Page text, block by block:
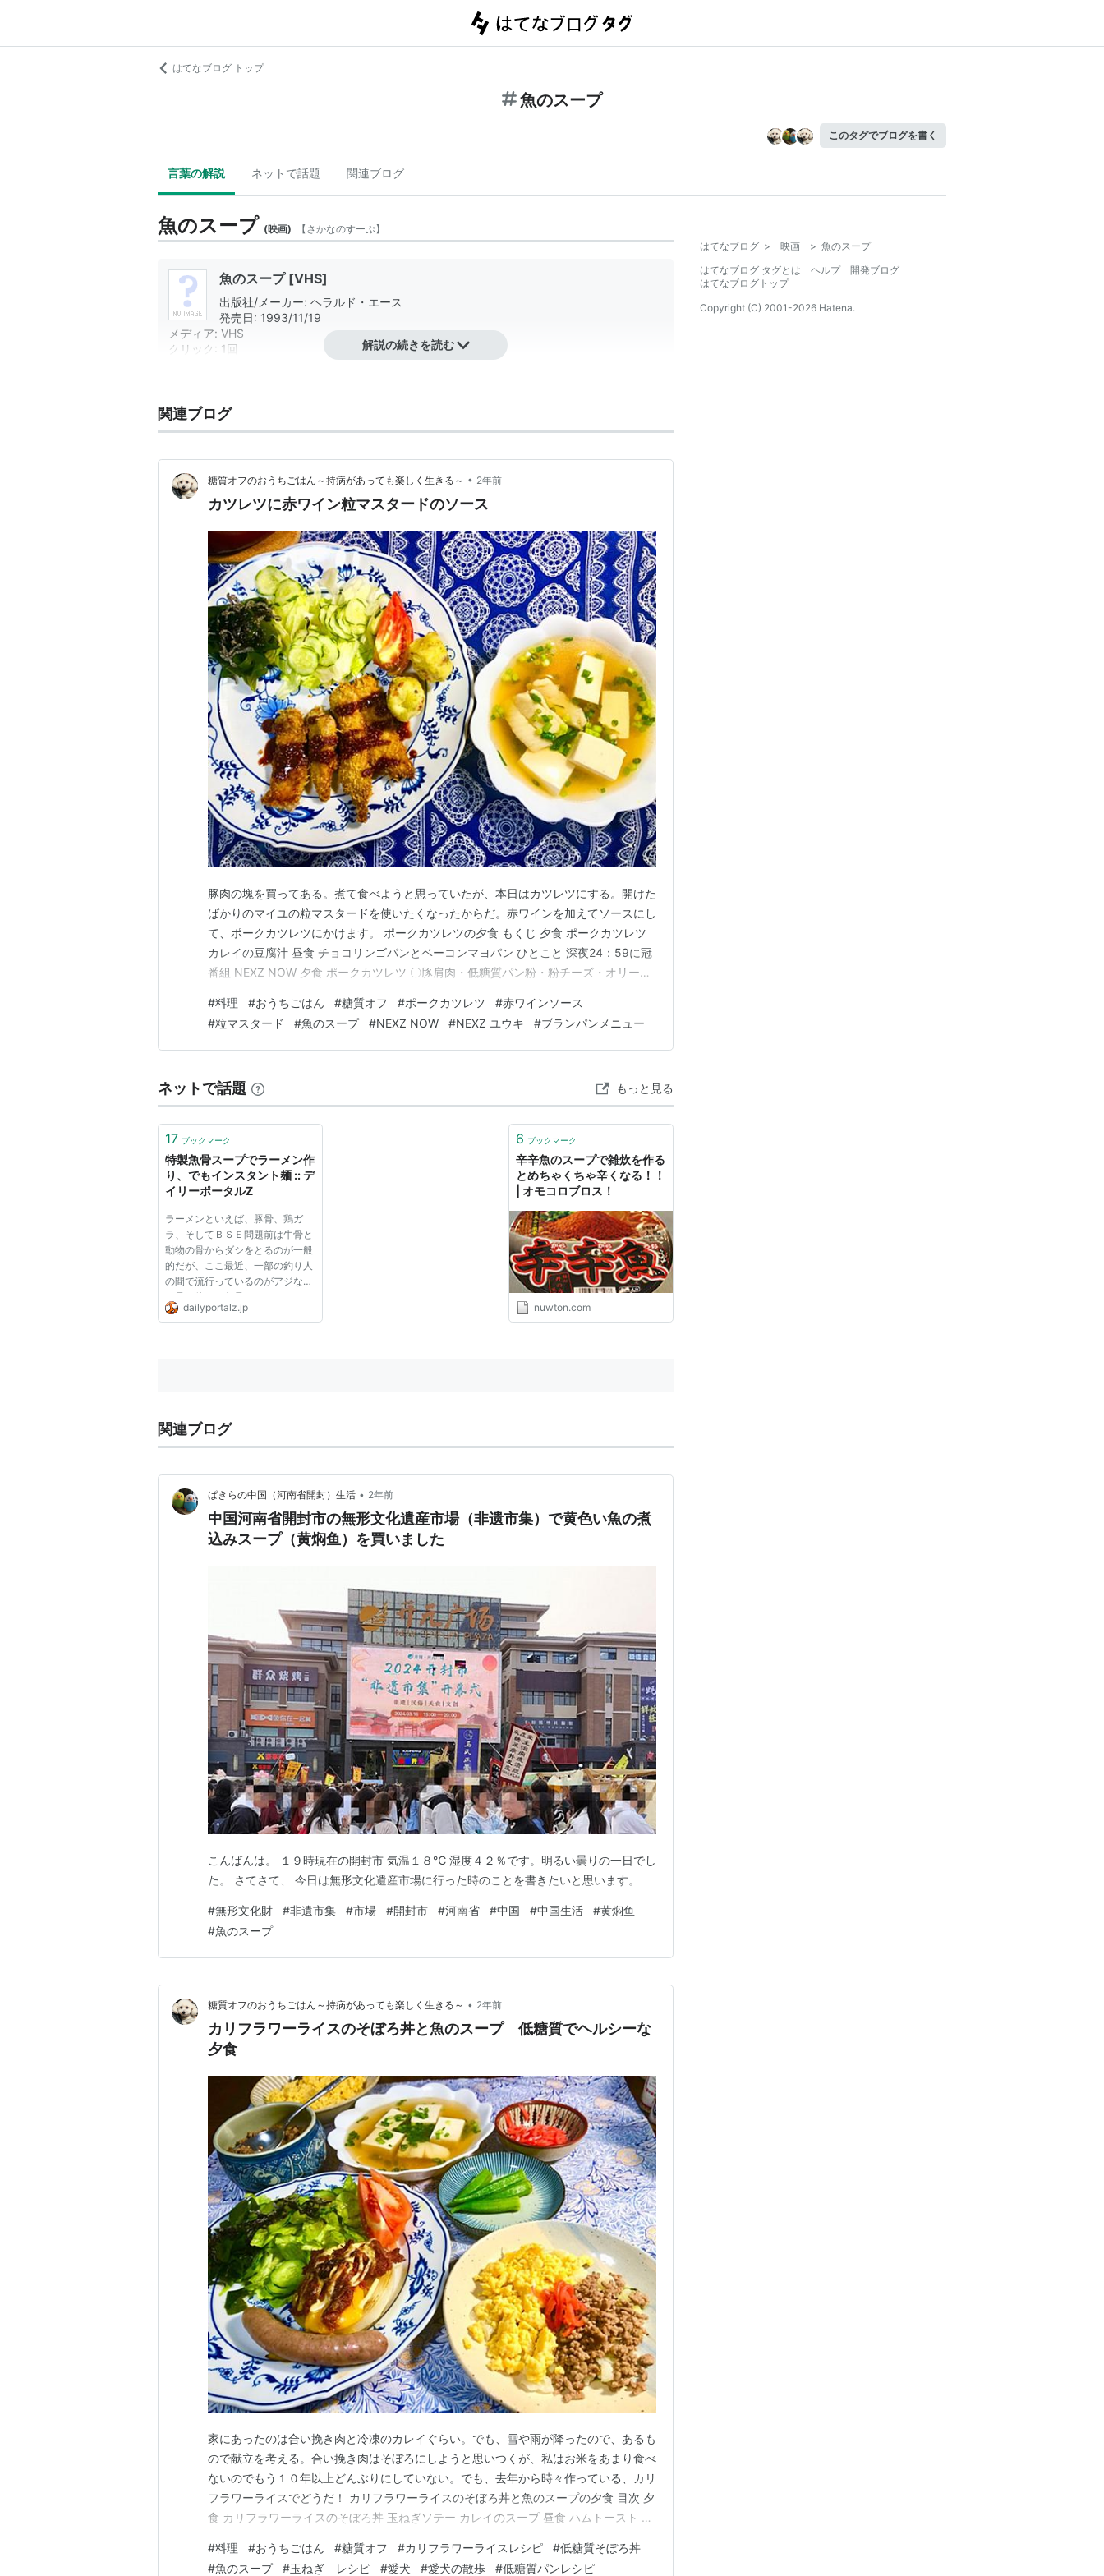
はてなブログ トップ
魚のスープ
このタグでブログを書く
言葉の解説 ネットで話題 関連ブログ
魚のスープ (映画) 【さかなのすーぷ】
魚のスープ [VHS]
出版社/メーカー: ヘラルド・エース
発売日: 1993/11/19
メディア: VHS
クリック : 1回
この商品を含むブログ (3件) を見る
解説の続きを読む
関連ブログ
糖質オフのおうちごはん～持病があっても楽しく生きる～ • 2年前
カツレツに赤ワイン粒マスタードのソース
豚肉の塊を買ってある。煮て食べようと思っていたが、本日はカツレツにする。開けた
ばかりのマイユの粒マスタードを使いたくなったからだ。赤ワインを加えてソースにし
て、ポークカツレツにかけます。 ポークカツレツの夕食 もくじ 夕食 ポークカツレツ
カレイの豆腐汁 昼食 チョコリンゴパンとベーコンマヨパン ひとこと 深夜24：59に冠
番組 NEXZ NOW 夕食 ポークカツレツ 〇豚肩肉・低糖質パン粉・粉チーズ・オリーブ
ト・バター・粒マスタード 赤ワインマスタードソース 分量 赤ワイン ３０ｇ ウスター
ソース １５ｇ ケチャ…
#料理 #おうちごはん #糖質オフ #ポークカツレツ #赤ワインソース
#粒マスタード #魚のスープ #NEXZ NOW #NEXZ ユウキ #ブランパンメニュー
ネットで話題 もっと見る
17 ブックマーク
特製魚骨スープでラーメン作
り、でもインスタント麺 :: デ
イリーポータルZ
ラーメンといえば、豚骨、鶏ガ
ラ、そしてＢＳＥ問題前は牛骨と
動物の骨からダシをとるのが一般
的だが、ここ最近、一部の釣り人
の間で流行っているのがアジなど
の骨を使った魚骨ラーメンであ
る。流行っているといっても知り
dailyportalz.jp
6 ブックマーク
辛辛魚のスープで雑炊を作る
とめちゃくちゃ辛くなる！！
| オモコロブロス！
nuwton.com
関連ブログ
ぱきらの中国（河南省開封）生活 • 2年前
中国河南省開封市の無形文化遺産市場（非遗市集）で黄色い魚の煮
込みスープ（黄焖鱼）を買いました
こんばんは。 １９時現在の開封市 気温１８℃ 湿度４２％です。明るい曇りの一日でし
た。 さてさて、 今日は無形文化遺産市場に行った時のことを書きたいと思います。
#無形文化財 #非遺市集 #市場 #開封市 #河南省 #中国 #中国生活 #黄焖鱼
#魚のスープ
糖質オフのおうちごはん～持病があっても楽しく生きる～ • 2年前
カリフラワーライスのそぼろ丼と魚のスープ 低糖質でヘルシーな
夕食
家にあったのは合い挽き肉と冷凍のカレイぐらい。でも、雪や雨が降ったので、あるも
ので献立を考える。合い挽き肉はそぼろにしようと思いつくが、私はお米をあまり食べ
ないのでもう１０年以上どんぶりにしていない。でも、去年から時々作っている、カリ
フラワーライスでどうだ！ カリフラワーライスのそぼろ丼と魚のスープの夕食 目次 夕
食 カリフラワーライスのそぼろ丼 玉ねぎソテー カレイのスープ 昼食 ハムトースト リ
〇カリフラワーライス（カリフラワー・ジャガイモ） 〇合い挽き肉・卵・ごま油・だ
#料理 #おうちごはん #糖質オフ #カリフラワーライスレシピ #低糖質そぼろ丼
#魚のスープ #玉ねぎ レシピ #愛犬 #愛犬の散歩 #低糖質パンレシピ
はてなブログ > 映画 > 魚のスープ
はてなブログ タグとは
ヘルプ
開発ブログ
はてなブログトップ
Copyright (C) 2001-2026 Hatena.